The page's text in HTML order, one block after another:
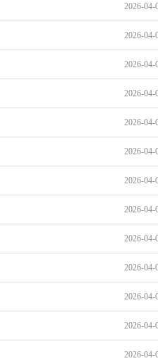
2026-04-
2026-04-
2026-04-
2026-04-
2026-04-
2026-04-
2026-04-
2026-04-
2026-04-
2026-04-
2026-04-
2026-04-
2026-04-